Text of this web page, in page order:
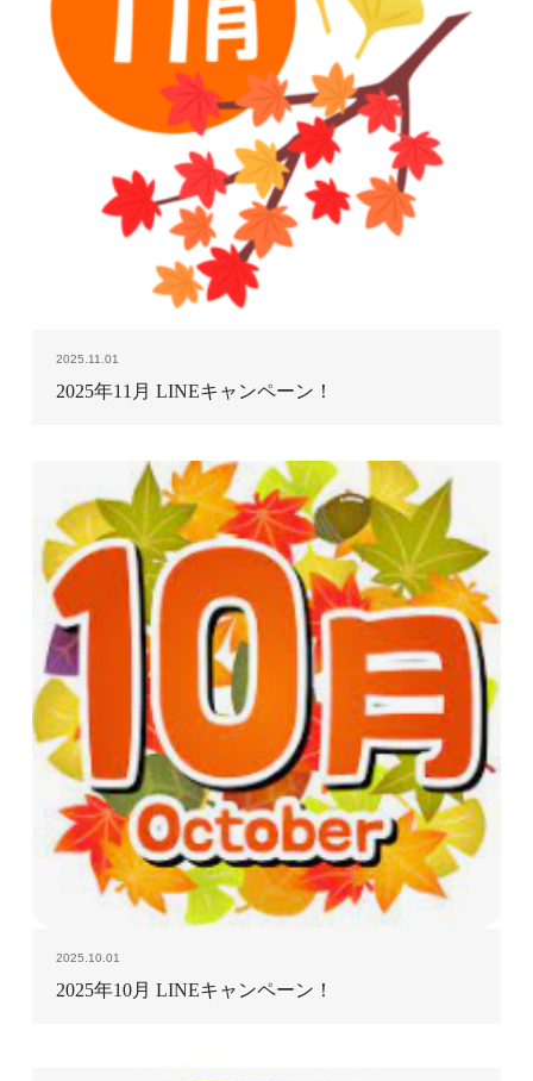
2025.11.01
2025年11月 LINEキャンペーン！
2025.10.01
2025年10月 LINEキャンペーン！